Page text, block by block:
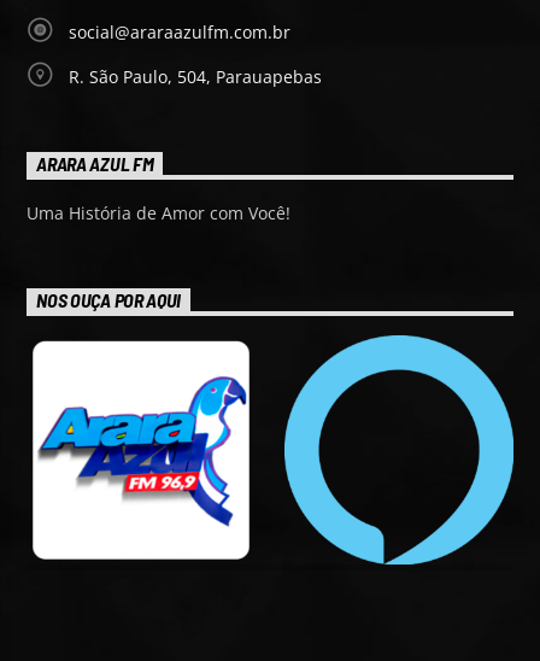
social@araraazulfm.com.br
R. São Paulo, 504, Parauapebas
ARARA AZUL FM
Uma História de Amor com Você!
NOS OUÇA POR AQUI